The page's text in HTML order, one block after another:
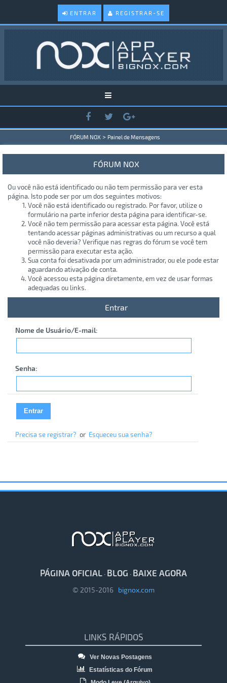
ENTRAR REGISTRAR-SE
FÓRUM NOX > Painel de Mensagens
FÓRUM NOX
Ou você não está identificado ou não tem permissão para ver esta
página. Isto pode ser por um dos seguintes motivos:
Você não está identificado ou registrado. Por favor, utilize o
formulário na parte inferior desta página para identificar-se.
Você não tem permissão para acessar esta página. Você está
tentando acessar páginas administrativas ou um recurso a qual
você não deveria? Verifique nas regras do fórum se você tem
permissão para executar esta ação.
Sua conta foi desativada por um administrador, ou ele pode estar
aguardando ativação de conta.
Você acessou esta página diretamente, em vez de usar formas
adequadas ou links.
Entrar
Nome de Usuário/E-mail:
Senha:
Precisa se registrar? or Esqueceu sua senha?
PÁGINA OFICIAL · BLOG · BAIXE AGORA
© 2015-2016 bignox.com
LINKS RÁPIDOS
Ver Novas Postagens
Estatísticas do Fórum